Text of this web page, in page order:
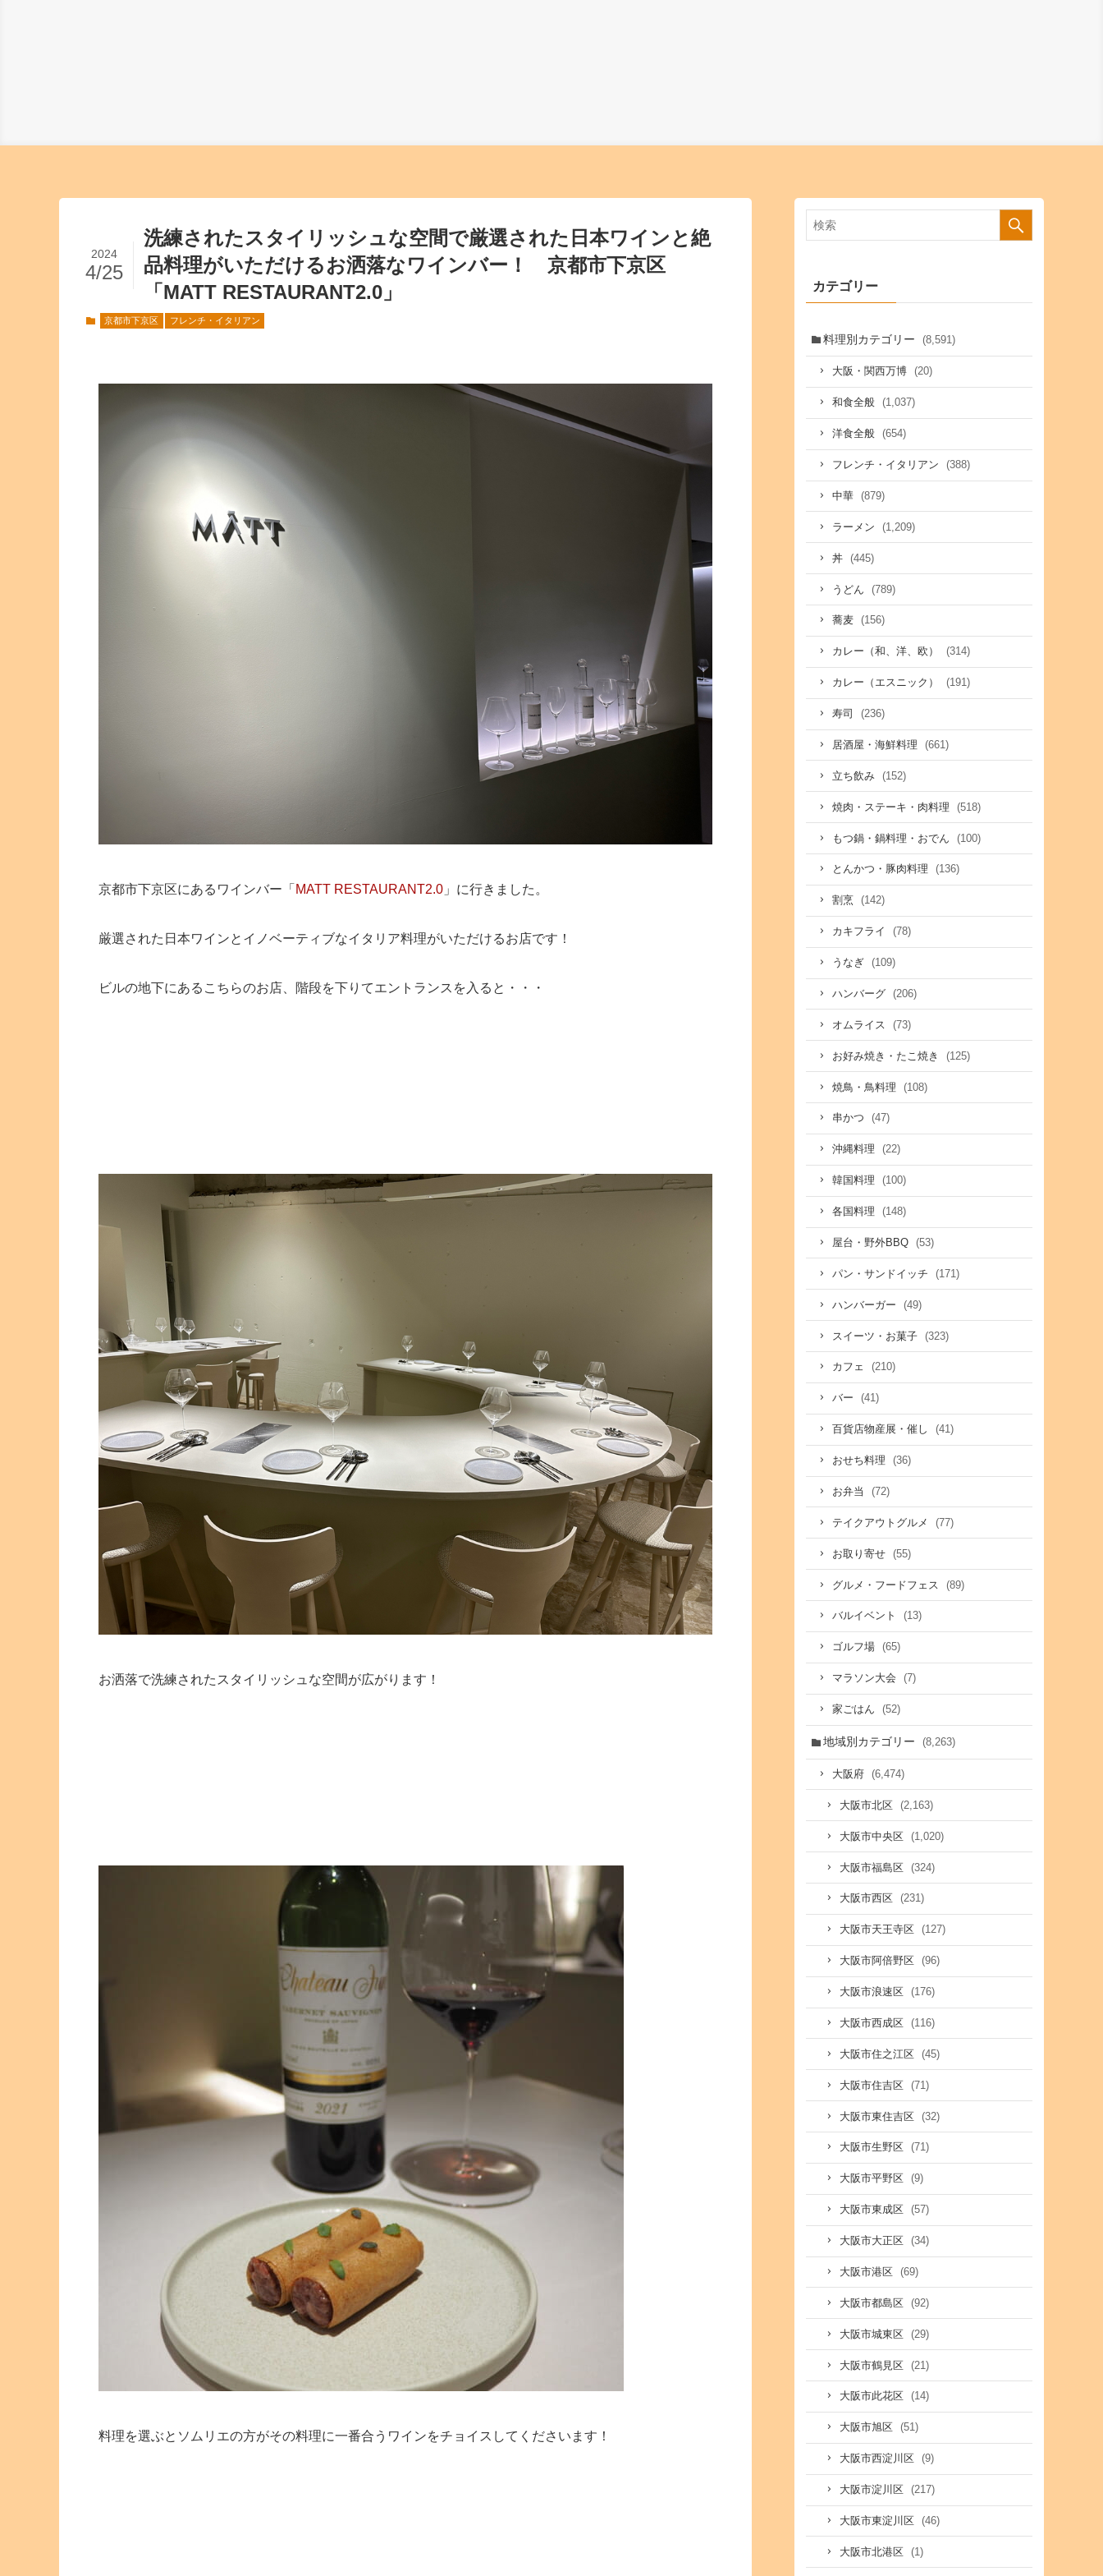
洗練されたスタイリッシュな空間で厳選された日本ワインと絶
品料理がいただけるお洒落なワインバー！ 京都市下京区
「MATT RESTAURANT2.0」
2024
4/25
京都市下京区 フレンチ・イタリアン
京都市下京区にあるワインバー「 MATT RESTAURANT2.0 」に行きました。
厳選された日本ワインとイノベーティブなイタリア料理がいただけるお店です！
ビルの地下にあるこちらのお店、階段を下りてエントランスを入ると・・・
お洒落で洗練されたスタイリッシュな空間が広がります！
料理を選ぶとソムリエの方がその料理に一番合うワインをチョイスしてくださいます！
カテゴリー
料理別カテゴリー (8,591)
大阪・関西万博 (20)
和食全般 (1,037)
洋食全般 (654)
フレンチ・イタリアン (388)
中華 (879)
ラーメン (1,209)
丼 (445)
うどん (789)
蕎麦 (156)
カレー（和、洋、欧） (314)
カレー（エスニック） (191)
寿司 (236)
居酒屋・海鮮料理 (661)
立ち飲み (152)
焼肉・ステーキ・肉料理 (518)
もつ鍋・鍋料理・おでん (100)
とんかつ・豚肉料理 (136)
割烹 (142)
カキフライ (78)
うなぎ (109)
ハンバーグ (206)
オムライス (73)
お好み焼き・たこ焼き (125)
焼鳥・鳥料理 (108)
串かつ (47)
沖縄料理 (22)
韓国料理 (100)
各国料理 (148)
屋台・野外BBQ (53)
パン・サンドイッチ (171)
ハンバーガー (49)
スイーツ・お菓子 (323)
カフェ (210)
バー (41)
百貨店物産展・催し (41)
おせち料理 (36)
お弁当 (72)
テイクアウトグルメ (77)
お取り寄せ (55)
グルメ・フードフェス (89)
バルイベント (13)
ゴルフ場 (65)
マラソン大会 (7)
家ごはん (52)
地域別カテゴリー (8,263)
大阪府 (6,474)
大阪市北区 (2,163)
大阪市中央区 (1,020)
大阪市福島区 (324)
大阪市西区 (231)
大阪市天王寺区 (127)
大阪市阿倍野区 (96)
大阪市浪速区 (176)
大阪市西成区 (116)
大阪市住之江区 (45)
大阪市住吉区 (71)
大阪市東住吉区 (32)
大阪市生野区 (71)
大阪市平野区 (9)
大阪市東成区 (57)
大阪市大正区 (34)
大阪市港区 (69)
大阪市都島区 (92)
大阪市城東区 (29)
大阪市鶴見区 (21)
大阪市此花区 (14)
大阪市旭区 (51)
大阪市西淀川区 (9)
大阪市淀川区 (217)
大阪市東淀川区 (46)
大阪市北港区 (1)